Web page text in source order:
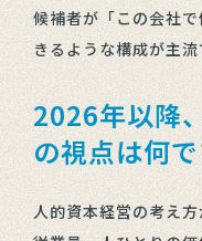
候補者が「この会社
きるような構成が主流
2026年以降
の視点は何
人的資本経営の考え